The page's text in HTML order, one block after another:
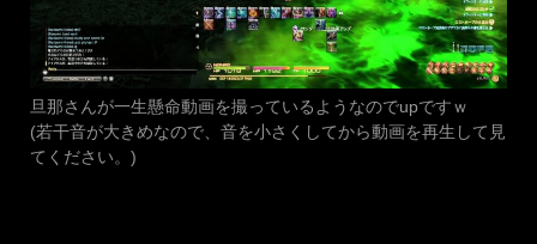
旦那さんが一生懸命動画を撮っているようなのでupですｗ
(若干音が大きめなので、音を小さくしてから動画を再生して見
てください。)